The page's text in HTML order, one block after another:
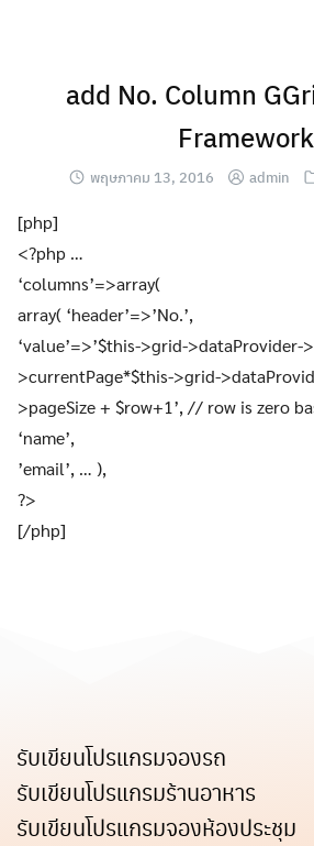
add No. Column
Framework
พฤษภาคม 13, 2016 admin
[php]
<?php …
‘columns’=>array(
array( ‘header’=>’No.’,
‘value’=>’$this->grid->dataProvider-
>currentPage*$this->grid-
>pageSize + $row+1’, // row is zero
‘name’,
’email’, … ),
?>
[/php]
รับเขียนโปรแกรมจองรถ
รับเขียนโปรแกรมร้านอาหาร
รับเขียนโปรแกรมจองห้องประชุม